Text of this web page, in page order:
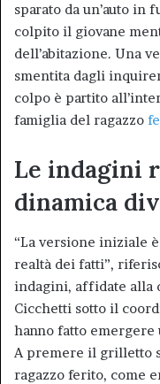
sparato da un’auto in
colpito il giovane
dell’abitazione. Una
smentita dagli
colpo è partito
famiglia del ragazzo
Le indagini
dinamica
“La versione iniziale
realtà dei fatti”,
indagini, affidate alla
Cicchetti sotto il
hanno fatto emergere
A premere il grilletto
ragazzo ferito, come